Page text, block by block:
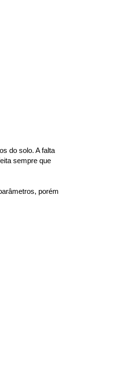
do solo. A falta
sempre que
porém